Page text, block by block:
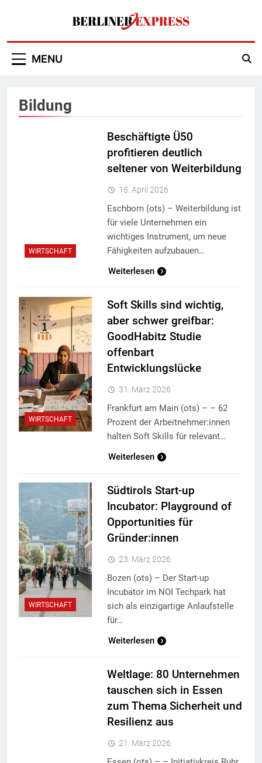
Berliner Express
MENU
Bildung
WIRTSCHAFT
Beschäftigte Ü50
profitieren deutlich
seltener von Weiterbildung
15. April 2026
Eschborn (ots) – Weiterbildung ist
für viele Unternehmen ein
wichtiges Instrument, um neue
Fähigkeiten aufzubauen…
Weiterlesen
WIRTSCHAFT
Soft Skills sind wichtig,
aber schwer greifbar:
GoodHabitz Studie
offenbart
Entwicklungslücke
31. März 2026
Frankfurt am Main (ots) – – 62
Prozent der Arbeitnehmer:innen
halten Soft Skills für relevant…
Weiterlesen
WIRTSCHAFT
Südtirols Start-up
Incubator: Playground of
Opportunities für
Gründer:innen
23. März 2026
Bozen (ots) – Der Start-up
Incubator im NOI Techpark hat
sich als einzigartige Anlaufstelle
für…
Weiterlesen
Weltlage: 80 Unternehmen
tauschen sich in Essen
zum Thema Sicherheit und
Resilienz aus
21. März 2026